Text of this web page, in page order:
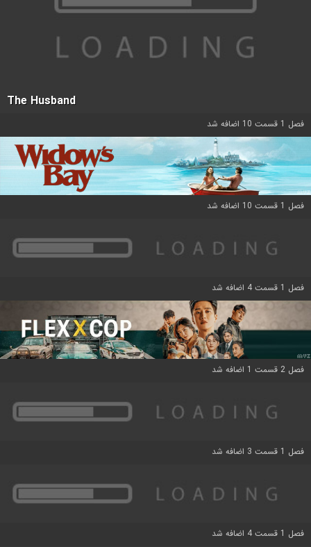
The Husband
فصل 1 قسمت 10 اضافه شد
فصل 1 قسمت 10 اضافه شد
فصل 1 قسمت 4 اضافه شد
فصل 2 قسمت 1 اضافه شد
فصل 1 قسمت 3 اضافه شد
فصل 1 قسمت 4 اضافه شد